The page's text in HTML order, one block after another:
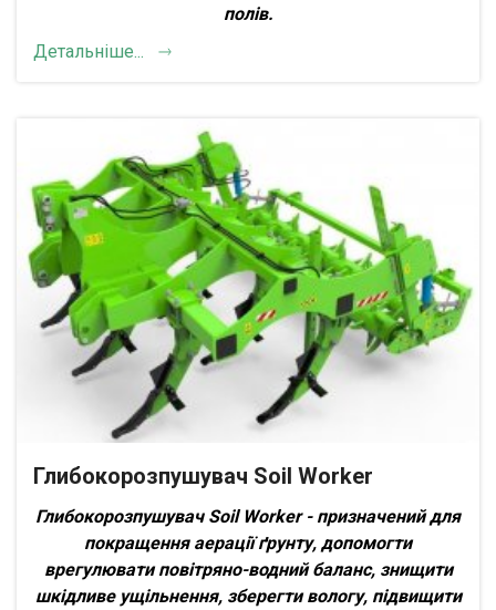
полів.
Детальніше...
Глибокорозпушувач Soil Worker
Глибокорозпушувач Soil Worker - призначений для
покращення аерації ґрунту, допомогти
врегулювати повітряно-водний баланс, знищити
шкідливе ущільнення, зберегти вологу, підвищити